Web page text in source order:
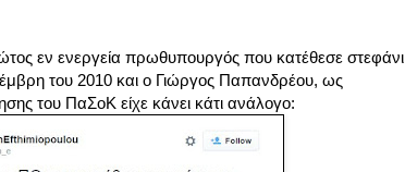
εν ενεργεία πρωθυπουργός που κατέθεσε στεφάνι
του 2010 και ο Γιώργος Παπανδρέου, ως
του ΠαΣοΚ είχε κάνει κάτι ανάλογο: